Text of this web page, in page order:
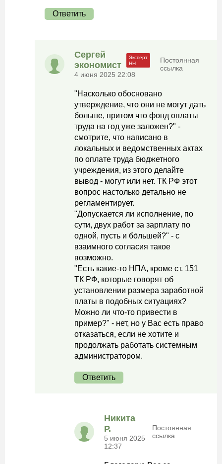
Ответить
Сергей
экономист
4 июня 2025 22:08
Постоянная
ссылка
"Насколько обосновано
утверждение, что они не могут дать
больше, притом что фонд оплаты
труда на год уже заложен?" -
смотрите, что написано в
локальных и ведомственных актах
по оплате труда бюджетного
учреждения, из этого делайте
вывод - могут или нет. ТК РФ этот
вопрос настолько детально не
регламентирует.
"Допускается ли исполнение, по
сути, двух работ за зарплату по
одной, пусть и бо́льшей?" - с
взаимного согласия такое
возможно.
"Есть какие-то НПА, кроме ст. 151
ТК РФ, которые говорят об
установлении размера заработной
платы в подобных ситуациях?
Можно ли что-то привести в
пример?" - нет, но у Вас есть право
отказаться, если не хотите и
продолжать работать системным
администратором.
Ответить
Никита
Р.
5 июня 2025
12:37
Постоянная
ссылка